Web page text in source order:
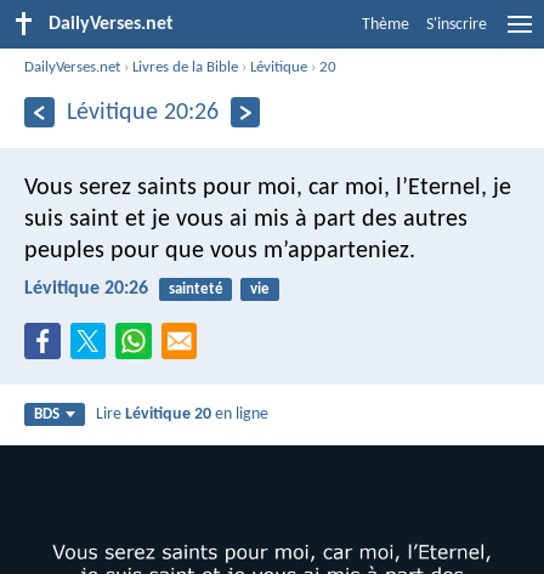
DailyVerses.net Thème S'inscrire
DailyVerses.net ›Livres de la Bible ›Lévitique ›20
Lévitique 20:26
Vous serez saints pour moi, car moi, l’Eternel, je
suis saint et je vous ai mis à part des autres
peuples pour que vous m’apparteniez.
Lévitique 20:26 sainteté vie
BDS LireLévitique 20 en ligne